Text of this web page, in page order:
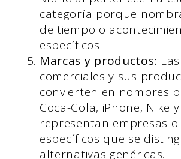
categoría porque
de tiempo o
específicos.
Marcas y productos:
comerciales y sus
convierten en nombres
Coca-Cola, iPhone, Nike
representan empresas
específicos que se
alternativas genéricas.